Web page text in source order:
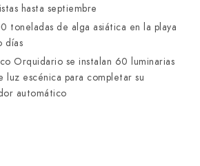
hasta septiembre
toneladas de alga asiática en la playa
días
Orquidario se instalan 60 luminarias
luz escénica para completar su
automático